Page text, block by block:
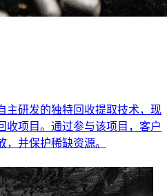
主研发的独特回收提取技术，现
收项目。通过参与该项目，客户
并保护稀缺资源。